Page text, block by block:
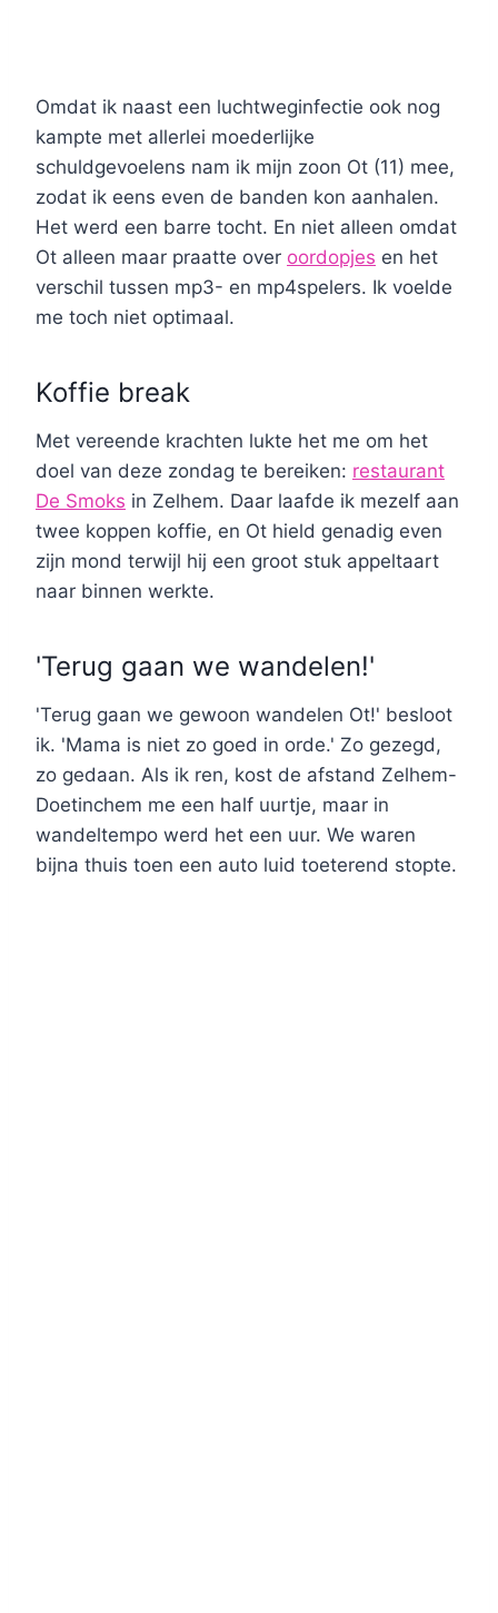
Omdat ik naast een luchtweginfectie ook nog
kampte met allerlei moederlijke
schuldgevoelens nam ik mijn zoon Ot (11) mee,
zodat ik eens even de banden kon aanhalen.
Het werd een barre tocht. En niet alleen omdat
Ot alleen maar praatte over oordopjes en het
verschil tussen mp3- en mp4spelers. Ik voelde
me toch niet optimaal.
Koffie break
Met vereende krachten lukte het me om het
doel van deze zondag te bereiken: restaurant
De Smoks in Zelhem. Daar laafde ik mezelf aan
twee koppen koffie, en Ot hield genadig even
zijn mond terwijl hij een groot stuk appeltaart
naar binnen werkte.
'Terug gaan we wandelen!'
'Terug gaan we gewoon wandelen Ot!' besloot
ik. 'Mama is niet zo goed in orde.' Zo gezegd,
zo gedaan. Als ik ren, kost de afstand Zelhem-
Doetinchem me een half uurtje, maar in
wandeltempo werd het een uur. We waren
bijna thuis toen een auto luid toeterend stopte.